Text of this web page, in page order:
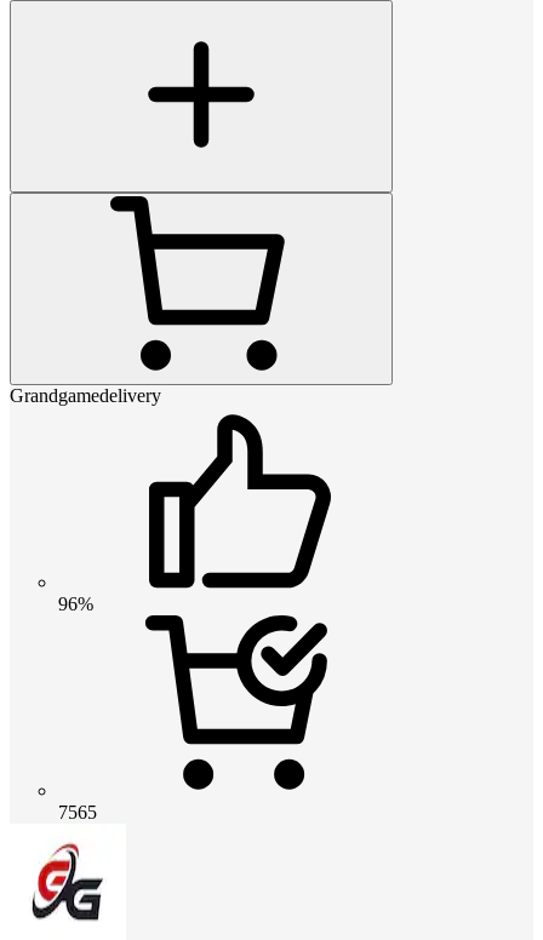
Grandgamedelivery
96%
7565